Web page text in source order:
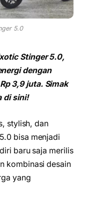
5.0
Stinger 5.0,
dengan
3,9 juta. Simak
di sini!
stylish, dan
bisa menjadi
baru saja merilis
kombinasi desain
yang